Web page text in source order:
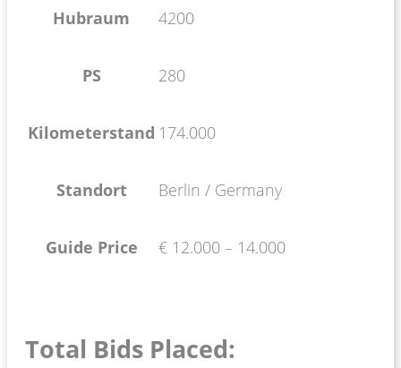
Hubraum 4200
PS 280
Kilometerstand 174.000
Standort Berlin / Germany
Guide Price € 12.000 – 14.000
Total Bids Placed: